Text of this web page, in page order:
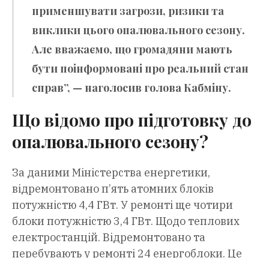
применшувати загрози, ризики та
виклики цього опалювального сезону.
Але вважаємо, що громадяни мають
бути поінформовані про реальний стан
справ”, — наголосив голова Кабміну.
Що відомо про підготовку до
опалювального сезону?
За даними Міністерства енергетики,
відремонтовано п’ять атомних блоків
потужністю 4,4 ГВт. У ремонті ще чотири
блоки потужністю 3,4 ГВт. Щодо теплових
електростанцій. Відремонтовано та
перебувають у ремонті 24 енергоблоки. Це